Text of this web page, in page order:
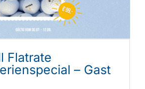
Flatrate
– Gast